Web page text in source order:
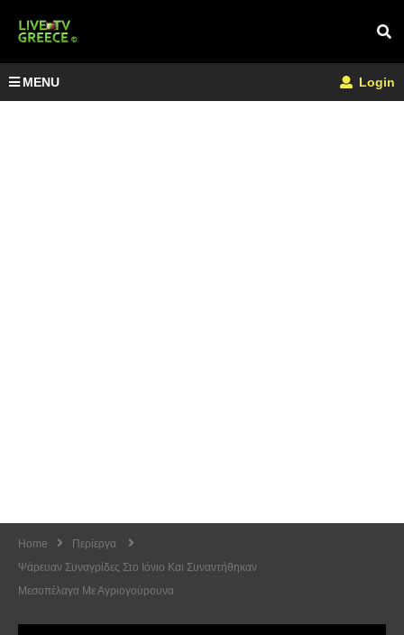
MENU Login
Home
Περίεργα
Ψάρευαν Συναγρίδες Στο Ιόνιο Και Συναντήθηκαν
Μεσοπέλαγα Με Αγριογούρουνα